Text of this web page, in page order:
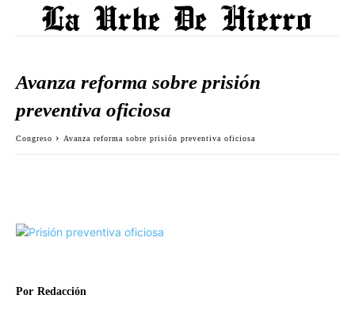
Avanza reforma sobre prisión
preventiva oficiosa
Congreso Avanza reforma sobre prisión preventiva oficiosa
Por Redacción